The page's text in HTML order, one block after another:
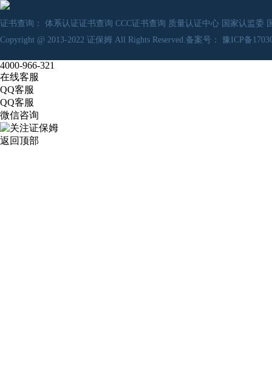
证书查询： 体系认证证书查询 CCC证书查询 质量认证中心 国家认监委
Copyright @ 2013-2022 证保姆 All Rights Reserved.备案号： 豫ICP备
4000-966-321
在线客服
QQ客服
QQ客服
微信咨询
返回顶部